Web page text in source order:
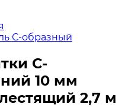
С-образный
С-
10 мм
2,7 м